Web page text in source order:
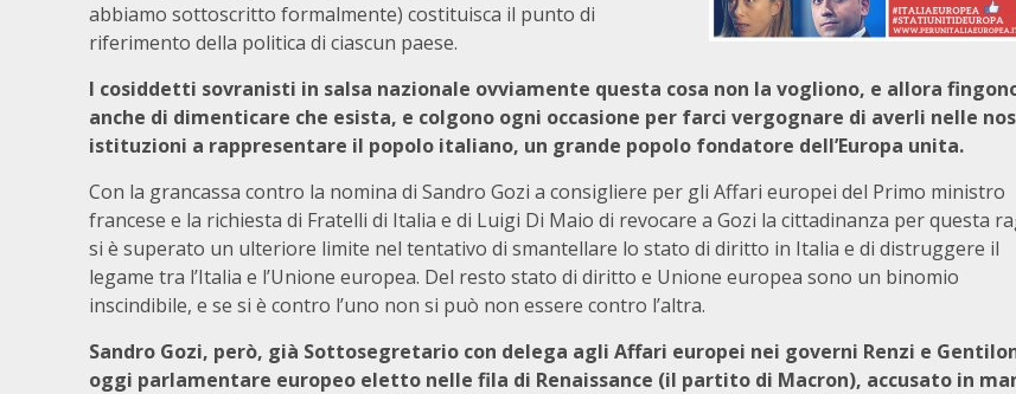
abbiamo sottoscritto formalmente) costituisca il punto di
riferimento della politica di ciascun paese.
I cosiddetti sovranisti in salsa nazionale ovviamente questa cosa non la vogliono, e allora
anche di dimenticare che esista, e colgono ogni occasione per farci vergognare di averli nelle
istituzioni a rappresentare il popolo italiano, un grande popolo fondatore dell’Europa unita.
Con la grancassa contro la nomina di Sandro Gozi a consigliere per gli Affari europei del Primo ministro
francese e la richiesta di Fratelli di Italia e di Luigi Di Maio di revocare a Gozi la cittadinanza per questa
si è superato un ulteriore limite nel tentativo di smantellare lo stato di diritto in Italia e di distruggere il
legame tra l’Italia e l’Unione europea. Del resto stato di diritto e Unione europea sono un binomio
inscindibile, e se si è contro l’uno non si può non essere contro l’altra.
Sandro Gozi, però, già Sottosegretario con delega agli Affari europei nei governi Renzi e
oggi parlamentare europeo eletto nelle fila di Renaissance (il partito di Macron), accusato in